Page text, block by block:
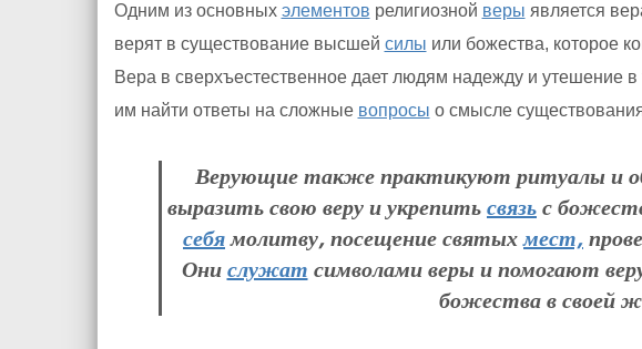
Одним из основных элементов религиозной веры является
верят в существование высшей силы или божества, которое
Вера в сверхъестественное дает людям надежду и утешение
им найти ответы на сложные вопросы о смысле
Верующие также практикуют ритуалы и
выразить свою веру и укрепитьсвязьс
себямолитву, посещение святыхмест,
Онислужат символами веры и помогают
божества в своей